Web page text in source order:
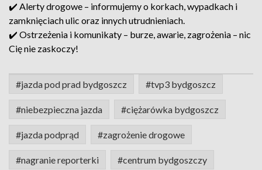
✔️ Alerty drogowe – informujemy o korkach, wypadkach i
zamknięciach ulic oraz innych utrudnieniach.
✔️ Ostrzeżenia i komunikaty – burze, awarie, zagrożenia – nic
Cię nie zaskoczy!
#jazda pod prad bydgoszcz #tvp3 bydgoszcz
#niebezpieczna jazda #ciężarówka bydgoszcz
#jazda podprąd #zagrożenie drogowe
#nagranie reporterki #centrum bydgoszczy